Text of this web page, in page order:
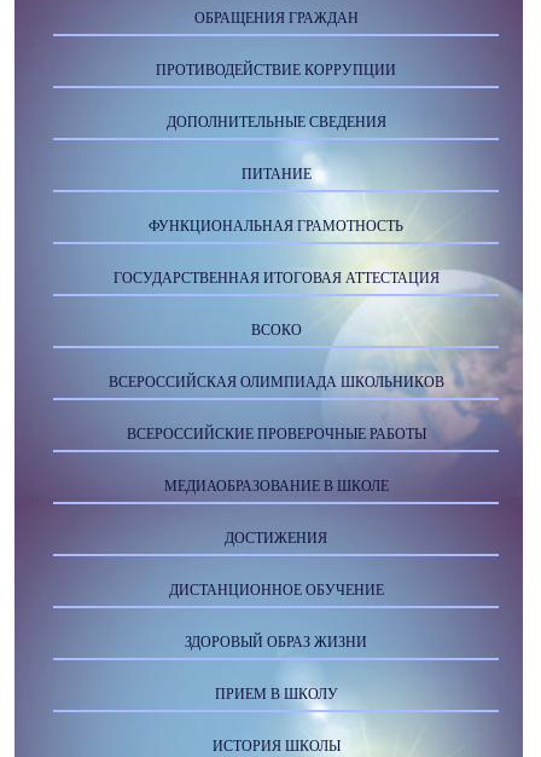
ОБРАЩЕНИЯ ГРАЖДАН
ПРОТИВОДЕЙСТВИЕ КОРРУПЦИИ
ДОПОЛНИТЕЛЬНЫЕ СВЕДЕНИЯ
ПИТАНИЕ
ФУНКЦИОНАЛЬНАЯ ГРАМОТНОСТЬ
ГОСУДАРСТВЕННАЯ ИТОГОВАЯ АТТЕСТАЦИЯ
ВСОКО
ВСЕРОССИЙСКАЯ ОЛИМПИАДА ШКОЛЬНИКОВ
ВСЕРОССИЙСКИЕ ПРОВЕРОЧНЫЕ РАБОТЫ
МЕДИАОБРАЗОВАНИЕ В ШКОЛЕ
ДОСТИЖЕНИЯ
ДИСТАНЦИОННОЕ ОБУЧЕНИЕ
ЗДОРОВЫЙ ОБРАЗ ЖИЗНИ
ПРИЕМ В ШКОЛУ
ИСТОРИЯ ШКОЛЫ